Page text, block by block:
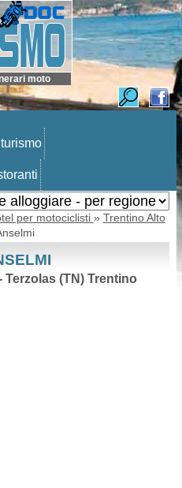
moto
per motociclisti » Trentino Alto
(TN) Trentino